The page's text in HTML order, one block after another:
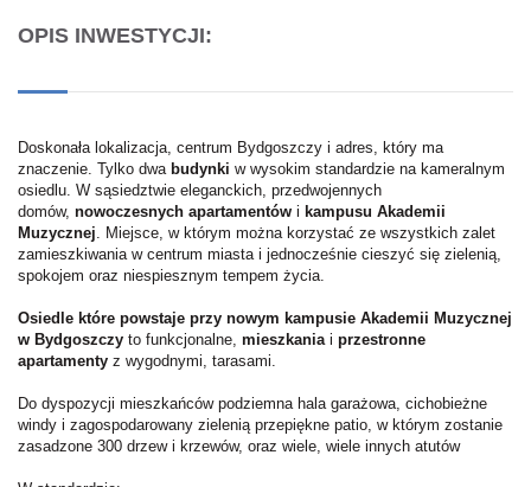
OPIS INWESTYCJI:
Doskonała lokalizacja, centrum Bydgoszczy i adres, który ma
znaczenie. Tylko dwabudynki w wysokim standardzie na kameralnym
osiedlu. W sąsiedztwie eleganckich, przedwojennych
domów, nowoczesnych apartamentów i kampusu Akademii
Muzycznej. Miejsce, w którym można korzystać ze wszystkich zalet
zamieszkiwania w centrum miasta i jednocześnie cieszyć się zielenią,
spokojem oraz niespiesznym tempem życia.
Osiedle które powstaje przy nowym kampusie Akademii Muzycznej
w Bydgoszczy to funkcjonalne, mieszkaniai przestronne
apartamenty z wygodnymi, tarasami.
Do dyspozycji mieszkańców podziemna hala garażowa, cichobieżne
windy i zagospodarowany zielenią przepiękne patio, w którym zostanie
zasadzone 300 drzew i krzewów, oraz wiele, wiele innych atutów